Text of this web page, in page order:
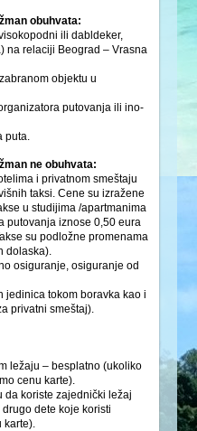
obuhvata:
ili dabldeker,
na relaciji Beograd – Vrasna
objektu u
putovanja ili ino-
puta.
ne obuhvata:
i privatnom smeštaju
taksi. Cene su izražene
u studijima /apartmanima
putovanja iznose 0,50 eura
su podložne promenama
dolaska).
osiguranje, osiguranje od
jedinica tokom boravka kao i
privatni smeštaj).
ležaju – besplatno (ukoliko
cenu karte).
da koriste zajednički ležaj
dete koje koristi
karte).